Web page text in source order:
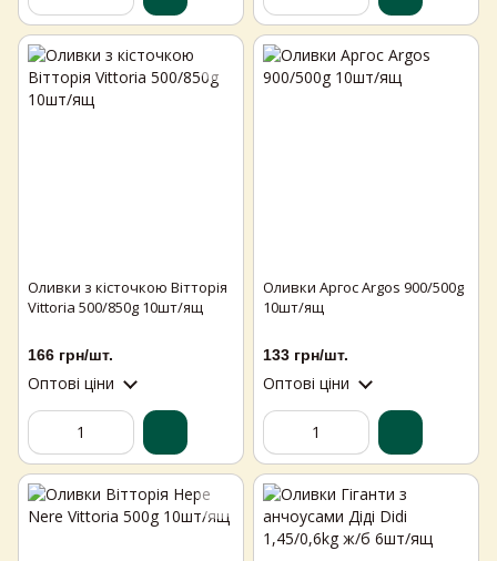
Оливки з кісточкою Вітторія
Vittoria 500/850g 10шт/ящ
166 грн/шт.
Оптові ціни
Оливки Аргос Argos 900/500g
10шт/ящ
133 грн/шт.
Оптові ціни